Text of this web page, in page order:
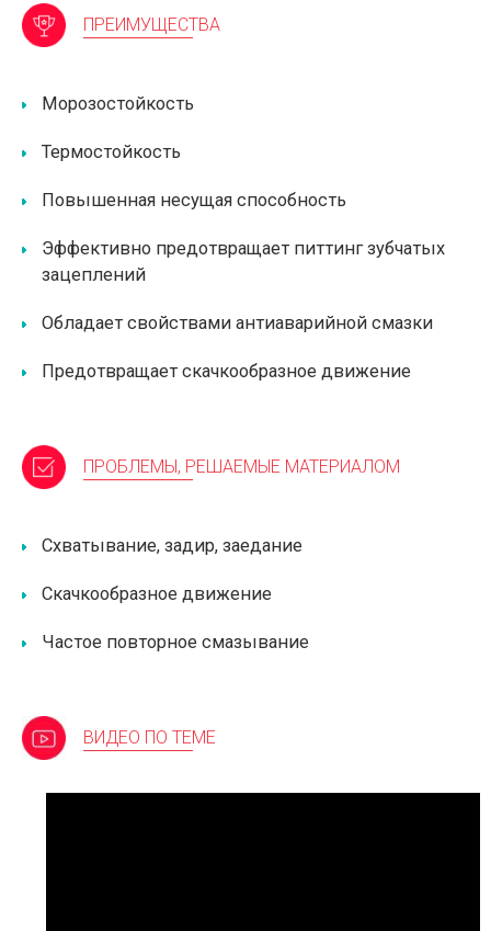
ПРЕИМУЩЕСТВА
Морозостойкость
Термостойкость
Повышенная несущая способность
Эффективно предотвращает питтинг зубчатых
зацеплений
Обладает свойствами антиаварийной смазки
Предотвращает скачкообразное движение
ПРОБЛЕМЫ, РЕШАЕМЫЕ МАТЕРИАЛОМ
Схватывание, задир, заедание
Скачкообразное движение
Частое повторное смазывание
ВИДЕО ПО ТЕМЕ